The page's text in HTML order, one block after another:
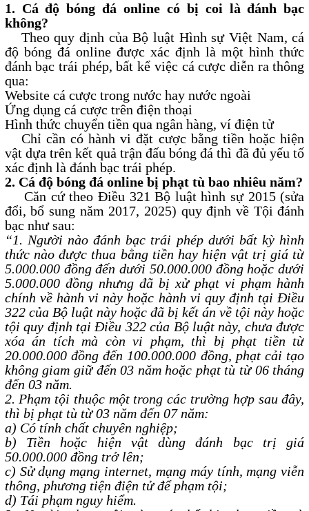
1. Cá độ bóng đá online có bị coi là đánh bạc
không?
Theo quy định của Bộ luật Hình sự Việt Nam, cá
độ bóng đá online được xác định là một hình thức
đánh bạc trái phép, bất kể việc cá cược diễn ra thông
qua:
Website cá cược trong nước hay nước ngoài
Ứng dụng cá cược trên điện thoại
Hình thức chuyển tiền qua ngân hàng, ví điện tử
Chỉ cần có hành vi đặt cược bằng tiền hoặc hiện
vật dựa trên kết quả trận đấu bóng đá thì đã đủ yếu tố
xác định là đánh bạc trái phép.
2. Cá độ bóng đá online bị phạt tù bao nhiêu năm?
Căn cứ theo Điều 321 Bộ luật hình sự 2015 (sửa
đổi, bổ sung năm 2017, 2025) quy định về Tội đánh
bạc như sau:
“1. Người nào đánh bạc trái phép dưới bất kỳ hình
thức nào được thua bằng tiền hay hiện vật trị giá từ
5.000.000 đồng đến dưới 50.000.000 đồng hoặc dưới
5.000.000 đồng nhưng đã bị xử phạt vi phạm hành
chính về hành vi này hoặc hành vi quy định tại Điều
322 của Bộ luật này hoặc đã bị kết án về tội này hoặc
tội quy định tại Điều 322 của Bộ luật này, chưa được
xóa án tích mà còn vi phạm, thì bị phạt tiền từ
20.000.000 đồng đến 100.000.000 đồng, phạt cải tạo
không giam giữ đến 03 năm hoặc phạt tù từ 06 tháng
đến 03 năm.
2. Phạm tội thuộc một trong các trường hợp sau đây,
thì bị phạt tù từ 03 năm đến 07 năm:
a) Có tính chất chuyên nghiệp;
b) Tiền hoặc hiện vật dùng đánh bạc trị giá
50.000.000 đồng trở lên;
c) Sử dụng mạng internet, mạng máy tính, mạng viễn
thông, phương tiện điện tử để phạm tội;
d) Tái phạm nguy hiểm.